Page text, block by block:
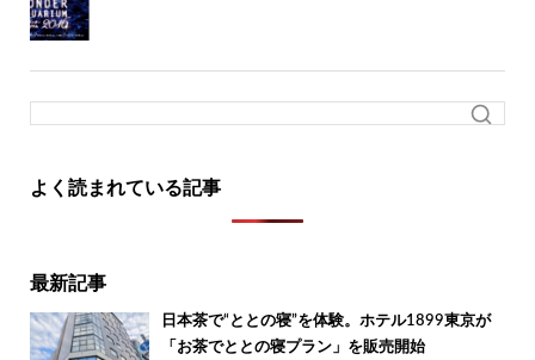
よく読まれている記事
最新記事
日本茶で“ととの寝”を体験。ホテル1899東京が
「お茶でととの寝プラン」を販売開始